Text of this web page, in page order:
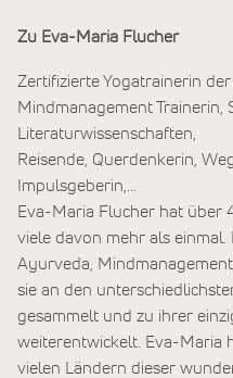
Zu Eva-Maria Flucher
Zertifizierte Yogatrainerin
Mindmanagement
Literaturwissenschaften,
Reisende, Querdenkerin,
Impulsgeberin,…
Eva-Maria Flucher hat über
viele davon mehr als einmal.
Ayurveda,
sie an den
gesammelt und zu ihrer
weiterentwickelt. Eva-Maria
vielen Ländern dieser